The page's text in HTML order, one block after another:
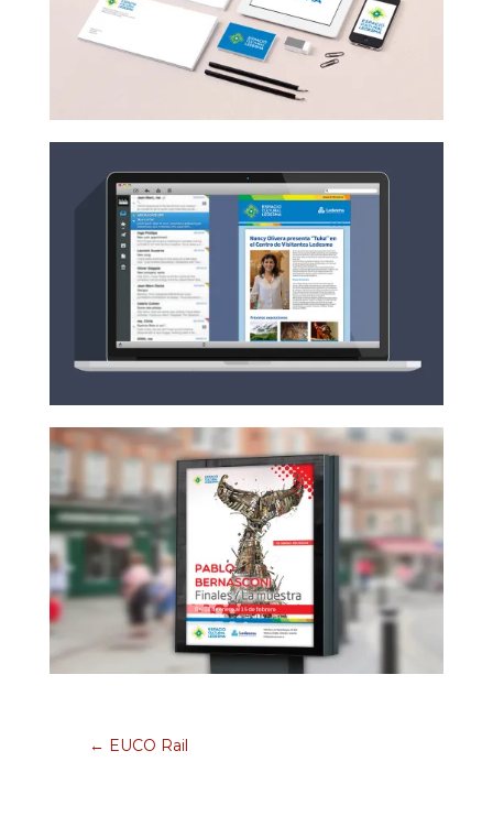
← EUCO Rail